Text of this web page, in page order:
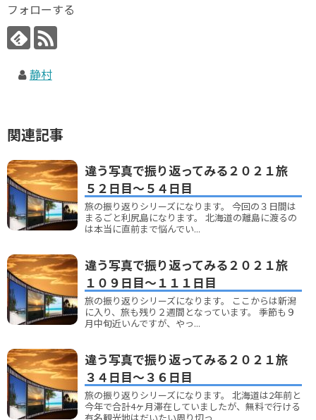
フォローする
静村
関連記事
違う写真で振り返ってみる２０２１旅
５２日目～５４日目
旅の振り返りシリーズになります。 今回の３日間は
まるごと利尻島になります。 北海道の離島に渡るの
は本当に直前まで悩んでい...
違う写真で振り返ってみる２０２１旅
１０９日目～１１１日目
旅の振り返りシリーズになります。 ここからは新潟
に入り、旅も残り２週間となっています。 季節も９
月中旬近いんですが、やっ...
違う写真で振り返ってみる２０２１旅
３４日目～３６日目
旅の振り返りシリーズになります。 北海道は2年前と
今年で合計4ヶ月滞在していましたが、無料で行ける